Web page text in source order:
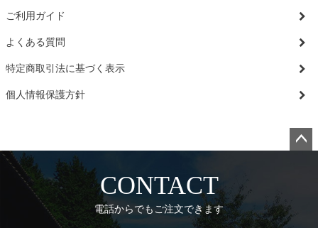
ご利用ガイド
よくある質問
特定商取引法に基づく表示
個人情報保護方針
へ
CONTACT
電話からでもご注文できます